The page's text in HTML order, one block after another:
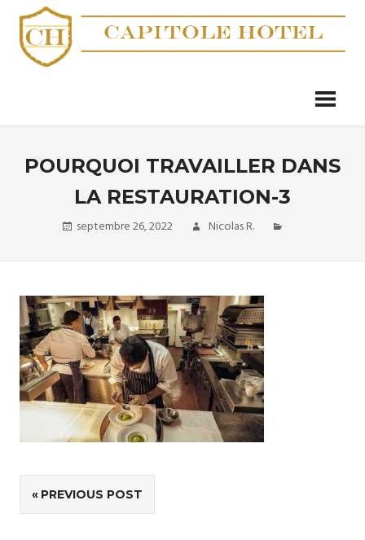
content
l'hôtellerie
POURQUOI TRAVAILLER DANS
LA RESTAURATION-3
septembre 26, 2022 Nicolas R.
Navigation
PREVIOUS POST